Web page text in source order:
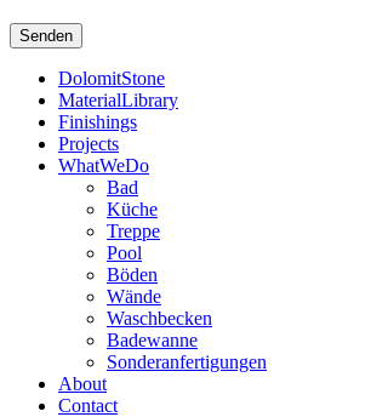
DolomitStone
MaterialLibrary
Finishings
Projects
WhatWeDo
Bad
Küche
Treppe
Pool
Böden
Wände
Waschbecken
Badewanne
Sonderanfertigungen
About
Contact